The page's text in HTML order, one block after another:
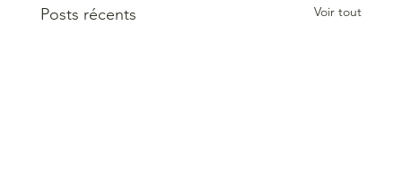
Posts récents Voir tout